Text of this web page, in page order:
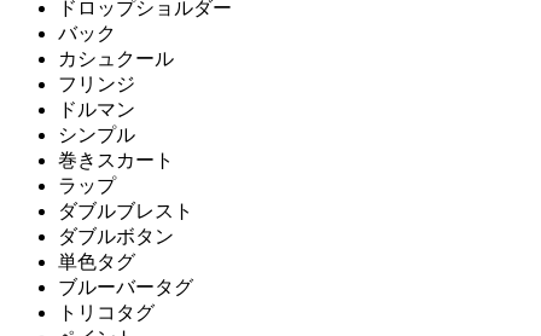
ドロップショルダー
バック
カシュクール
フリンジ
ドルマン
シンプル
巻きスカート
ラップ
ダブルブレスト
ダブルボタン
単色タグ
ブルーバータグ
トリコタグ